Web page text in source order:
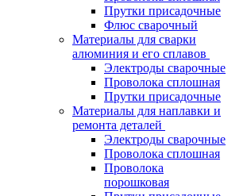
Прутки присадочные
Флюс сварочный
Материалы для сварки
алюминия и его сплавов
Электроды сварочные
Проволока сплошная
Прутки присадочные
Материалы для наплавки и
ремонта деталей
Электроды сварочные
Проволока сплошная
Проволока
порошковая